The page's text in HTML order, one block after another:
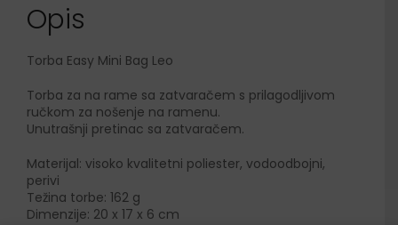
Opis
Torba Easy Mini Bag Leo
Torba za na rame sa zatvaračem s prilagodljivom
ručkom za nošenje na ramenu.
Unutrašnji pretinac sa zatvaračem.
Materijal: visoko kvalitetni poliester, vodoodbojni,
perivi
Težina torbe: 162 g
Dimenzije: 20 x 17 x 6 cm